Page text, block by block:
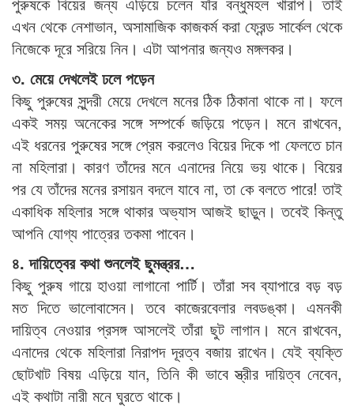
এখন থেকে নেশাভান, অসামাজিক কাজকর্ম করা ফ্রেন্ড সার্কেল থেকে
নিজেকে দূরে সরিয়ে নিন। এটা আপনার জন্যও মঙ্গলকর।
৩. মেয়ে দেখলেই ঢলে পড়েন
কিছু পুরুষের সুন্দরী মেয়ে দেখলে মনের ঠিক ঠিকানা থাকে না। ফলে
একই সময় অনেকের সঙ্গে সম্পর্কে জড়িয়ে পড়েন। মনে রাখবেন,
এই ধরনের পুরুষের সঙ্গে প্রেম করলেও বিয়ের দিকে পা ফেলতে চান
না মহিলারা। কারণ তাঁদের মনে এনাদের নিয়ে ভয় থাকে। বিয়ের
পর যে তাঁদের মনের রসায়ন বদলে যাবে না, তা কে বলতে পারে! তাই
একাধিক মহিলার সঙ্গে থাকার অভ্যাস আজই ছাড়ুন। তবেই কিন্তু
আপনি যোগ্য পাত্রের তকমা পাবেন।
৪. দায়িত্বের কথা শুনলেই ছুমন্ত্রর…
কিছু পুরুষ গায়ে হাওয়া লাগানো পার্টি। তাঁরা সব ব্যাপারে বড় বড়
মত দিতে ভালোবাসেন। তবে কাজেরবেলার লবডঙ্কা। এমনকী
দায়িত্ব নেওয়ার প্রসঙ্গ আসলেই তাঁরা ছুট লাগান। মনে রাখবেন,
এনাদের থেকে মহিলারা নিরাপদ দূরত্ব বজায় রাখেন। যেই ব্যক্তি
ছোটখাট বিষয় এড়িয়ে যান, তিনি কী ভাবে স্ত্রীর দায়িত্ব নেবেন,
এই কথাটা নারী মনে ঘুরতে থাকে।